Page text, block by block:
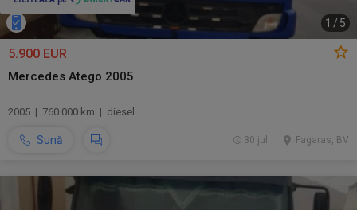
1 / 5
5.900 EUR
Mercedes Atego 2005
2005 | 760.000 km | diesel
Sună Fagaras, BV
30 jul.